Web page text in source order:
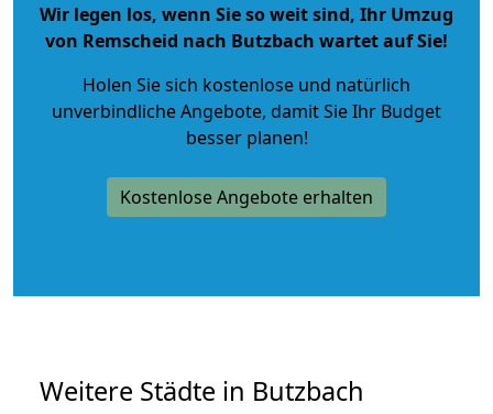
Wir legen los, wenn Sie so weit sind, Ihr Umzug
von Remscheid nach Butzbach wartet auf Sie!
Holen Sie sich kostenlose und natürlich
unverbindliche Angebote, damit Sie Ihr Budget
besser planen!
Kostenlose Angebote erhalten
Weitere Städte in Butzbach